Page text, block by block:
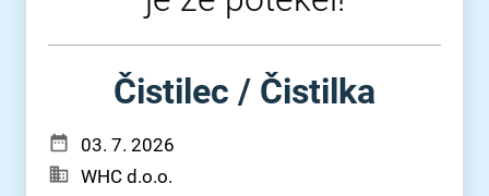
Čistilec ⁠/⁠ Čistilka
03. 7. 2026
WHC d.o.o.